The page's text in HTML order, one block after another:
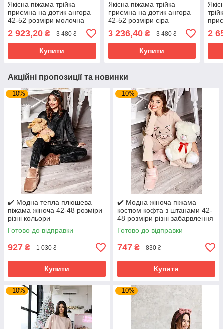
Якісна піжама трійка
приємна на дотик ангора
42-52 розміри молочна
2 923,20 ₴ 3 480 ₴
Купити
Якісна піжама трійка
приємна на дотик ангора
42-52 розміри сіра
3 236,40₴ 3 480 ₴
Купити
2
Акційні пропозиції та новинки
–10%
✔️ Модна тепла плюшева
піжама жіноча 42-48 розміри
різні кольори
Готово до відправки
927 ₴ 1 030 ₴
Купити
–10%
✔️ Модна жіноча піжама
костюм кофта з штанами 42-
48 розміри різні забарвлення
Готово до відправки
747 ₴ 830 ₴
Купити
–10% –10%